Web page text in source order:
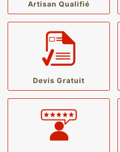
Artisan Qualifié
Devis Gratuit